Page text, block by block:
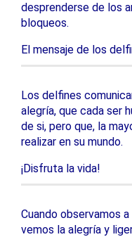
desprenderse de los
bloqueos.
El mensaje de los
Los delfines
alegría, que cada ser
de si, pero que, la
realizar en su mundo.
¡Disfruta la vida!
Cuando observamos
vemos la alegría y